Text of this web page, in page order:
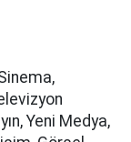
Yeni Medya,